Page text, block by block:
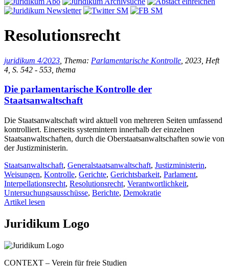
Resolutionsrecht
juridikum 4/2023 , Thema: Parlamentarische Kontrolle , 2023, Heft
4, S. 542 - 553, thema
Die parlamentarische Kontrolle der
Staatsanwaltschaft
Die Staatsanwaltschaft wird aktuell von mehreren Seiten umfassend
kontrolliert. Einerseits systemintern innerhalb der einzelnen
Staatsanwaltschaften, durch die Oberstaatsanwaltschaften sowie von
der Justizministerin.
Staatsanwaltschaft, Generalstaatsanwaltschaft, Justizministerin,
Weisungen, Kontrolle, Gerichte, Gerichtsbarkeit, Parlament,
Interpellationsrecht, Resolutionsrecht, Verantwortlichkeit,
Untersuchungsausschüsse, Berichte, Demokratie
Artikel lesen
Juridikum Logo
CONTEXT – Verein für freie Studien